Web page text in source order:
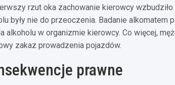
rzut oka zachowanie kierowcy
były nie do przeoczenia. Badanie alkomatem
alkoholu w organizmie kierowcy. Co więcej,
zakaz prowadzenia pojazdów.
prawne